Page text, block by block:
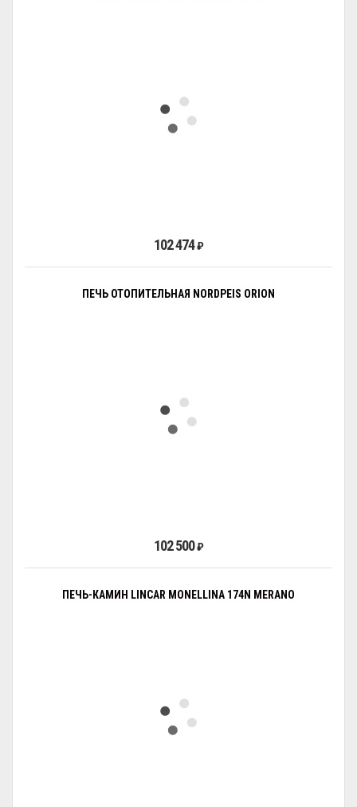
102 474₽
ПЕЧЬ ОТОПИТЕЛЬНАЯ NORDPEIS ORION
102 500₽
ПЕЧЬ-КАМИН LINCAR MONELLINA 174N MERANO